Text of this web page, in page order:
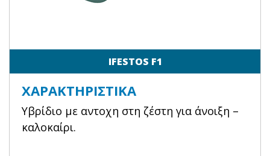
IFESTOS F1
ΧΑΡΑΚΤΗΡΙΣΤΙΚΆ
Υβρίδιο με αντοχη στη ζέστη για άνοιξη –
καλοκαίρι.